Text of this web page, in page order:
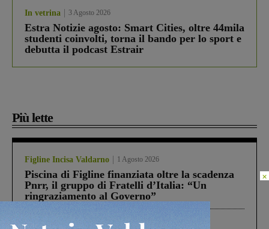
In vetrina 3 Agosto 2026
Estra Notizie agosto: Smart Cities, oltre 44mila
studenti coinvolti, torna il bando per lo sport e
debutta il podcast Estrair
Più lette
Figline Incisa Valdarno 1 Agosto 2026
Piscina di Figline finanziata oltre la scadenza
Pnrr, il gruppo di Fratelli d’Italia: “Un
ringraziamento al Governo”
Cronaca 4 Agosto 2026
×